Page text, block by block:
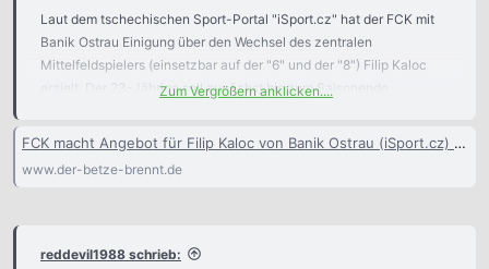
Laut dem tschechischen Sport-Portal "iSport.cz" hat der FCK mit
Banik Ostrau Einigung über den Wechsel des zentralen
Mittelfeldspielers (einsetzbar auf der "6" und der "8") Filip Kaloc
erzielt. Der 23-Jährige soll zunächst bis zum Saisonende
Zum Vergrößern anklicken....
FCK macht Angebot für Filip Kaloc von Banik Ostrau (iSport.cz) - Der Betze brennt
www.der-betze-brennt.de
reddevil1988 schrieb: